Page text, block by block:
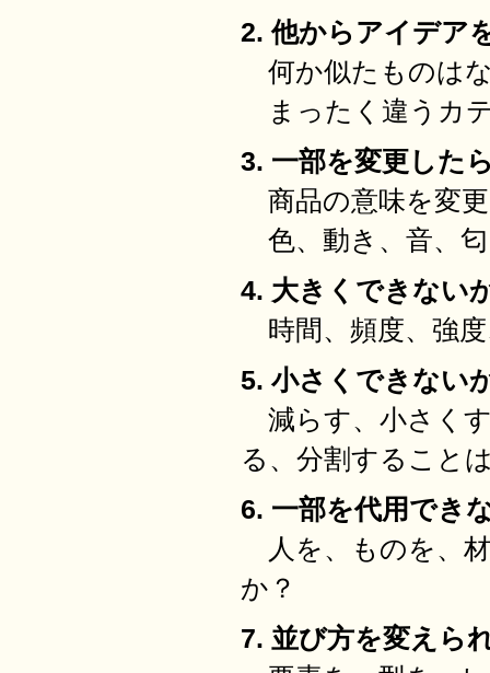
2. 他からアイデア
何か似たものは
まったく違うカ
3. 一部を変更した
商品の意味を変
色、動き、音、
4. 大きくできない
時間、頻度、強
5. 小さくできない
減らす、小さく
る、分割すること
6. 一部を代用でき
人を、ものを、
か？
7. 並び方を変えら